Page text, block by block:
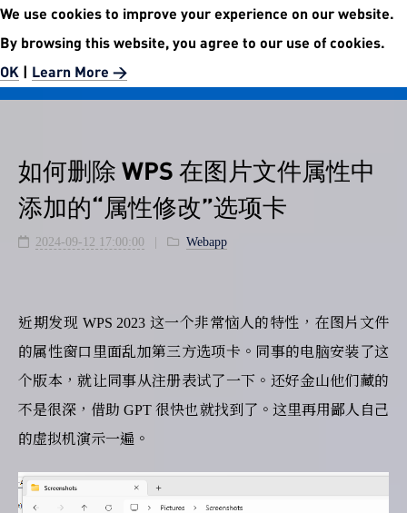
We use cookies to improve your experience on our website.
By browsing this website, you agree to our use of cookies.
OK
Learn More >
No.5972 Publishment Website
如何删除 WPS 在图片文件属性中
添加的“属性修改”选项卡
2024-09-12 17:00:00 Webapp
近期发现 WPS 2023 这一个非常恼人的特性，在图片文件
的属性窗口里面乱加第三方选项卡。同事的电脑安装了这
个版本，就让同事从注册表试了一下。还好金山他们藏的
不是很深，借助 GPT 很快也就找到了。这里再用鄙人自己
的虚拟机演示一遍。